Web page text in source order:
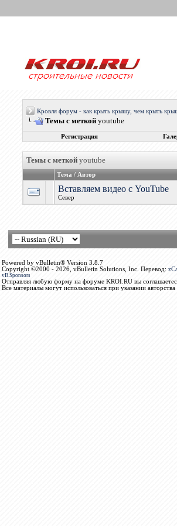
Кровля форум - как крыть крышу, чем крыть
Темы с меткойyoutube
Регистрация
Темы с меткойyoutube
Тема / Автор
Вставляем видео с YouTube
Север
Powered by vBulletin® Version 3.8.7
Copyright ©2000 - 2026, vBulletin Solutions, Inc. Перевод:
vB.Sponsors
Отправляя любую форму на форуме KROI.RU вы
Все материалы могут использоваться при указании